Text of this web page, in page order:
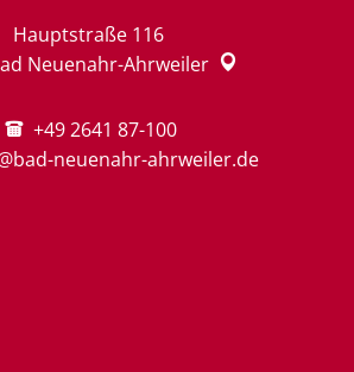
Hauptstraße 116
Neuenahr-Ahrweiler
+49 2641 87-100
neuenahr-ahrweiler.de